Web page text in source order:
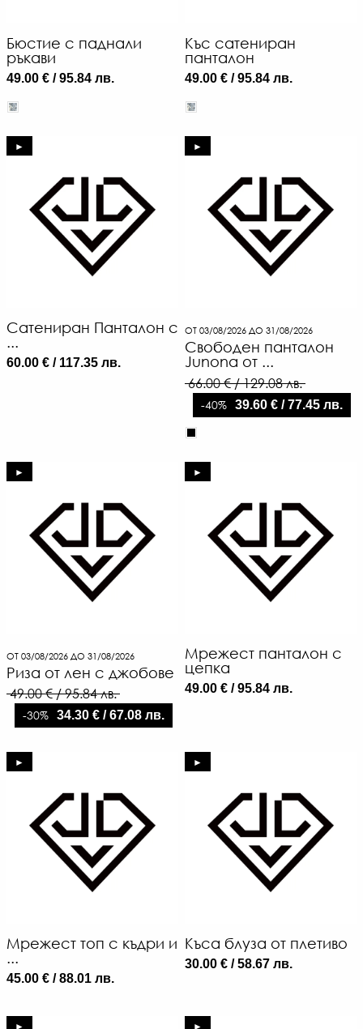
Бюстие с паднали
ръкави
49.00 € / 95.84 лв.
Къс сатениран
панталон
49.00 € / 95.84 лв.
►
Сатениран Панталон с
...
60.00 € / 117.35 лв.
►
ОТ 03/08/2026 ДО 31/08/2026
Свободен панталон
Junona от ...
66.00 € / 129.08 лв.
-40% 39.60 € / 77.45 лв.
►
ОТ 03/08/2026 ДО 31/08/2026
Риза от лен с джобове
49.00 € / 95.84 лв.
-30% 34.30 € / 67.08 лв.
►
Мрежест панталон с
цепка
49.00 € / 95.84 лв.
►
Мрежест топ с къдри и
...
45.00 € / 88.01 лв.
►
Къса блуза от плетиво
30.00 € / 58.67 лв.
► ►